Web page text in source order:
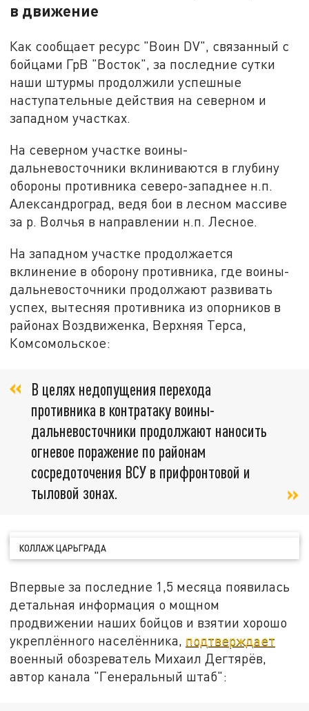
в движение
Как сообщает ресурс "Воин DV", связанный с
бойцами ГрВ "Восток", за последние сутки
наши штурмы продолжили успешные
наступательные действия на северном и
западном участках.
На северном участке воины-
дальневосточники вклиниваются в глубину
обороны противника северо-западнее н.п.
Александроград, ведя бои в лесном массиве
за р. Волчья в направлении н.п. Лесное.
На западном участке продолжается
вклинение в оборону противника, где воины-
дальневосточники продолжают развивать
успех, вытесняя противника из опорников в
районах Воздвиженка, Верхняя Терса,
Комсомольское:
В целях недопущения перехода
противника в контратаку воины-
дальневосточники продолжают наносить
огневое поражение по районам
сосредоточения ВСУ в прифронтовой и
тыловой зонах.
КОЛЛАЖ ЦАРЬГРАДА
Впервые за последние 1,5 месяца появилась
детальная информация о мощном
продвижении наших бойцов и взятии хорошо
укреплённого населённика, подтверждает
военный обозреватель Михаил Дегтярёв,
автор канала "Генеральный штаб":